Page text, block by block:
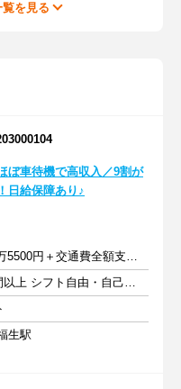
を見る
ぼ車待機で高収入／9割が
日給保障あり♪
日給1万3100円～1万5500円＋交通費全額支給 ※賞与年2回あり
週1日以上 1日8時間以上 シフト自由・自己申告
生駅